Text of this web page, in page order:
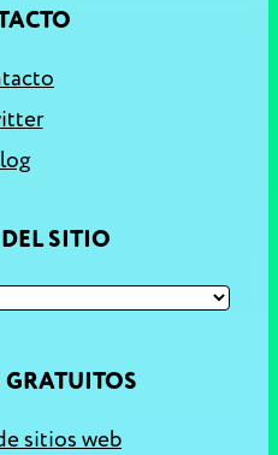
SITIO
GRATUITOS
sitios web